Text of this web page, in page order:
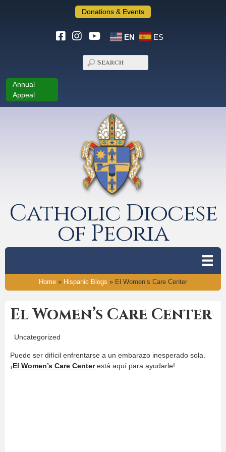
Donations & Events
EN ES
Annual
Appeal
Catholic Diocese
of Peoria
Home » Hispanic Blogs » El Women’s Care Center
El Women’s Care Center
Uncategorized
Puede ser difícil enfrentarse a un embarazo inesperado sola.
¡El Women’s Care Centerestá aquí para ayudarle!